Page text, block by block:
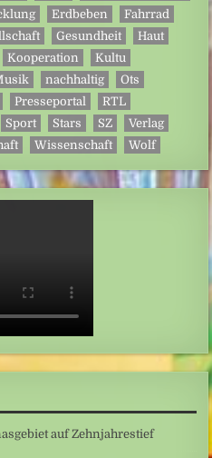
Erdbeben
Fahrrad
Gesundheit
Haut
Kooperation
Kultu
nachhaltig
Ots
Presseportal
RTL
Sport Stars SZ
Verlag
Wissenschaft Wolf
auf Zehnjahrestief